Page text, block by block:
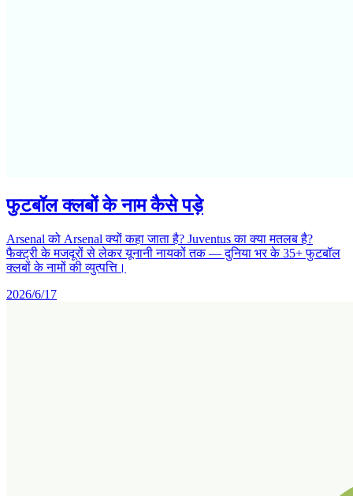
फुटबॉल क्लबों के नाम कैसे पड़े
Arsenal को Arsenal क्यों कहा जाता है? Juventus का क्या मतलब है?
फैक्ट्री के मजदूरों से लेकर यूनानी नायकों तक — दुनिया भर के 35+ फुटबॉल
क्लबों के नामों की व्युत्पत्ति।
2026/6/17